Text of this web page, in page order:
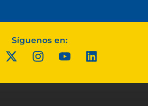
Síguenos en: